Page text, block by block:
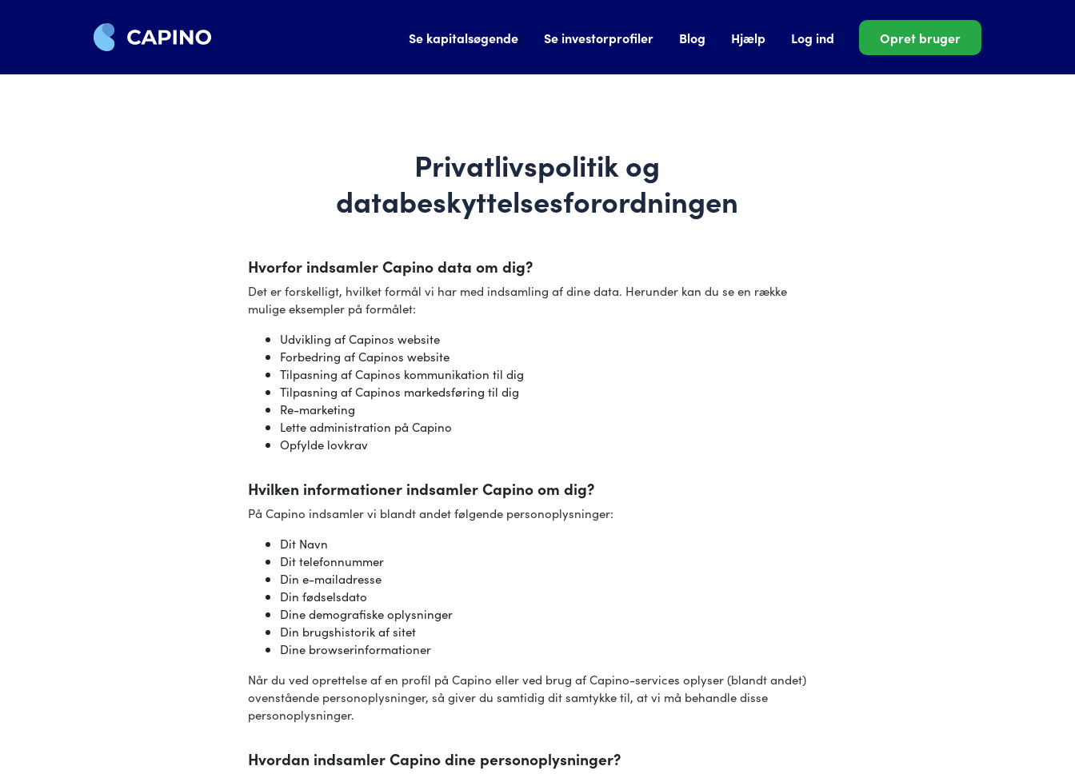
Se kapitalsøgende Se investorprofiler Blog Hjælp Log ind Opret bruger
Privatlivspolitik og
databeskyttelsesforordningen
Hvorfor indsamler Capino data om dig?
Det er forskelligt, hvilket formål vi har med indsamling af dine data. Herunder kan du se en række
mulige eksempler på formålet:
Udvikling af Capinos website
Forbedring af Capinos website
Tilpasning af Capinos kommunikation til dig
Tilpasning af Capinos markedsføring til dig
Re-marketing
Lette administration på Capino
Opfylde lovkrav
Hvilken informationer indsamler Capino om dig?
På Capino indsamler vi blandt andet følgende personoplysninger:
Dit Navn
Dit telefonnummer
Din e-mailadresse
Din fødselsdato
Dine demografiske oplysninger
Din brugshistorik af sitet
Dine browserinformationer
Når du ved oprettelse af en profil på Capino eller ved brug af Capino-services oplyser (blandt andet)
ovenstående personoplysninger, så giver du samtidig dit samtykke til, at vi må behandle disse
personoplysninger.
Hvordan indsamler Capino dine personoplysninger?